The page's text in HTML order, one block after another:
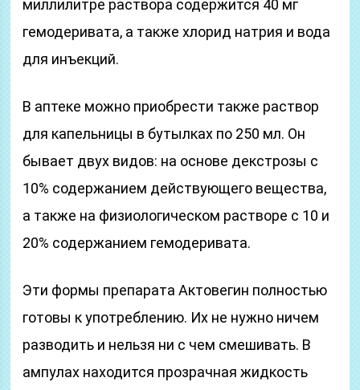
миллилитре раствора содержится 40 мг
гемодеривата, а также хлорид натрия и вода
для инъекций.
В аптеке можно приобрести также раствор
для капельницы в бутылках по 250 мл. Он
бывает двух видов: на основе декстрозы с
10% содержанием действующего вещества,
а также на физиологическом растворе с 10 и
20% содержанием гемодеривата.
Эти формы препарата Актовегин полностью
готовы к употреблению. Их не нужно ничем
разводить и нельзя ни с чем смешивать. В
ампулах находится прозрачная жидкость